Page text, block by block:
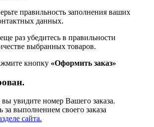
правильность заполнения ваших
данных.
еще раз убедитесь в правильности
выбранных товаров.
кнопку «Оформить заказ»
увидите номер Вашего заказа.
выполнением своего заказа
сайта.